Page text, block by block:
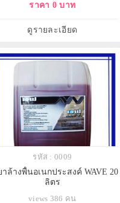
ราคา 0 บาท
ดูรายละเอียด
รหัส : 0009
ล้างพื้นอเนกประสงค์ WAVE 20
ลิตร
views 386 คน